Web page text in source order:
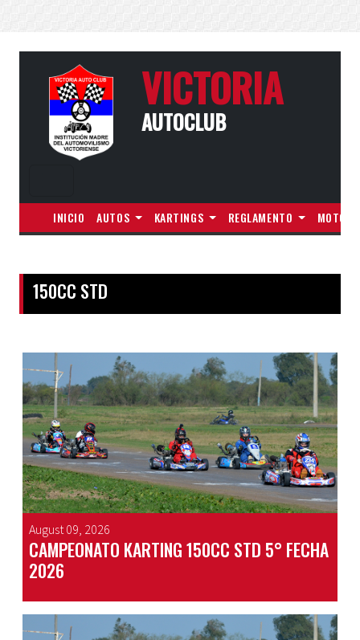
VICTORIA
AUTOCLUB
INICIO AUTOS KARTINGS REGLAMENTO MOTOS
150CC STD
August 09, 2026
CAMPEONATO KARTING 150CC STD 5° FECHA
2026